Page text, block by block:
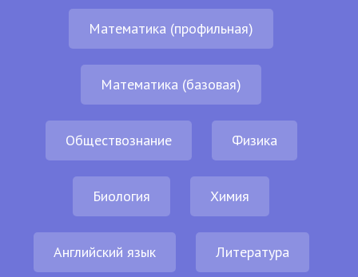
Математика (профильная)
Математика (базовая)
Обществознание Физика
Биология Химия
Английский язык Литература